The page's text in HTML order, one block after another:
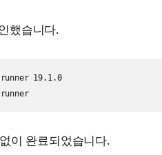
했습니다.
19.1.0
on vibepulse-podman-runner
이 완료되었습니다.